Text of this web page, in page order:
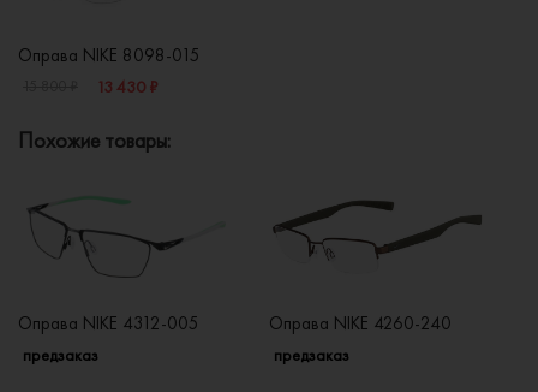
Оправа NIKE 8098-015
13 430 ₽
Похожие товары:
Оправа NIKE 4312-005
предзаказ
Оправа NIKE 4260-240
предзаказ